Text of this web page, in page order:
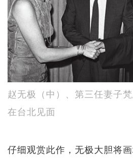
赵无极（中）、第三任妻子
在台北见面
仔细观赏此作，无极大胆将